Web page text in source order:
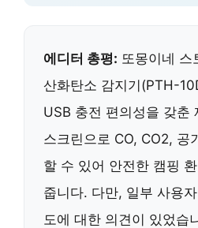
에디터 총평: 또몽이네 스
산화탄소 감지기(PTH-
USB 충전 편의성을 갖춘
스크린으로 CO, CO2, 공
할 수 있어 안전한 캠핑
줍니다. 다만, 일부 사용
도에 대한 의견이 있었습